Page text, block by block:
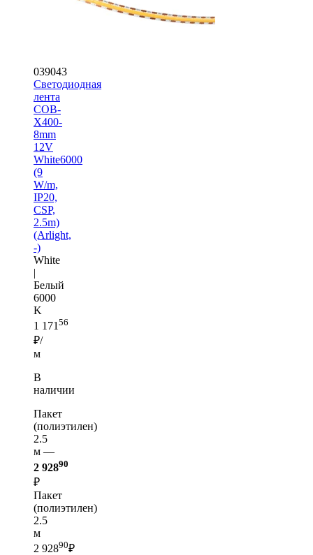
039043
Светодиодная
лента
COB-
X400-
8mm
12V
White6000
(9
W/m,
IP20,
CSP,
2.5m)
(Arlight,
-)
White
|
Белый
6000
K
1 171 56
₽/
м
В
наличии
Пакет
(полиэтилен)
2.5
м —
2 92890
₽
Пакет
(полиэтилен)
2.5
м
2 92890₽